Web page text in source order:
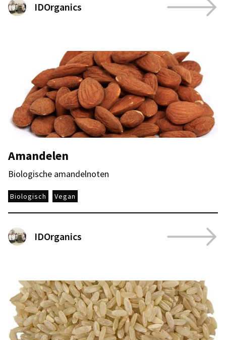
IDOrganics
Amandelen
Biologische amandelnoten
Biologisch Vegan
IDOrganics